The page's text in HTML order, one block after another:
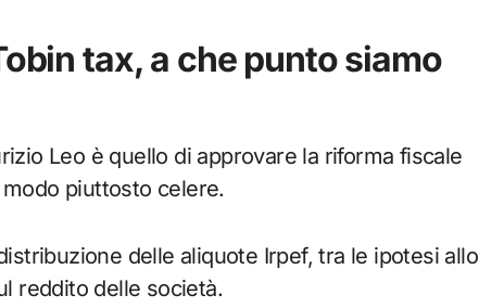
tax, a che punto siamo
Leo è quello di approvare la riforma fiscale
piuttosto celere.
delle aliquote Irpef, tra le ipotesi allo
reddito delle società.